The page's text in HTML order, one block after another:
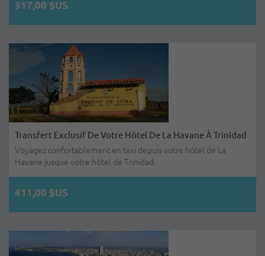
317,00 $US
Transfert Exclusif De Votre Hôtel De La Havane À Trinidad
Voyagez confortablement en taxi depuis votre hôtel de La
Havane jusque votre hôtel de Trinidad.
411,00 $US